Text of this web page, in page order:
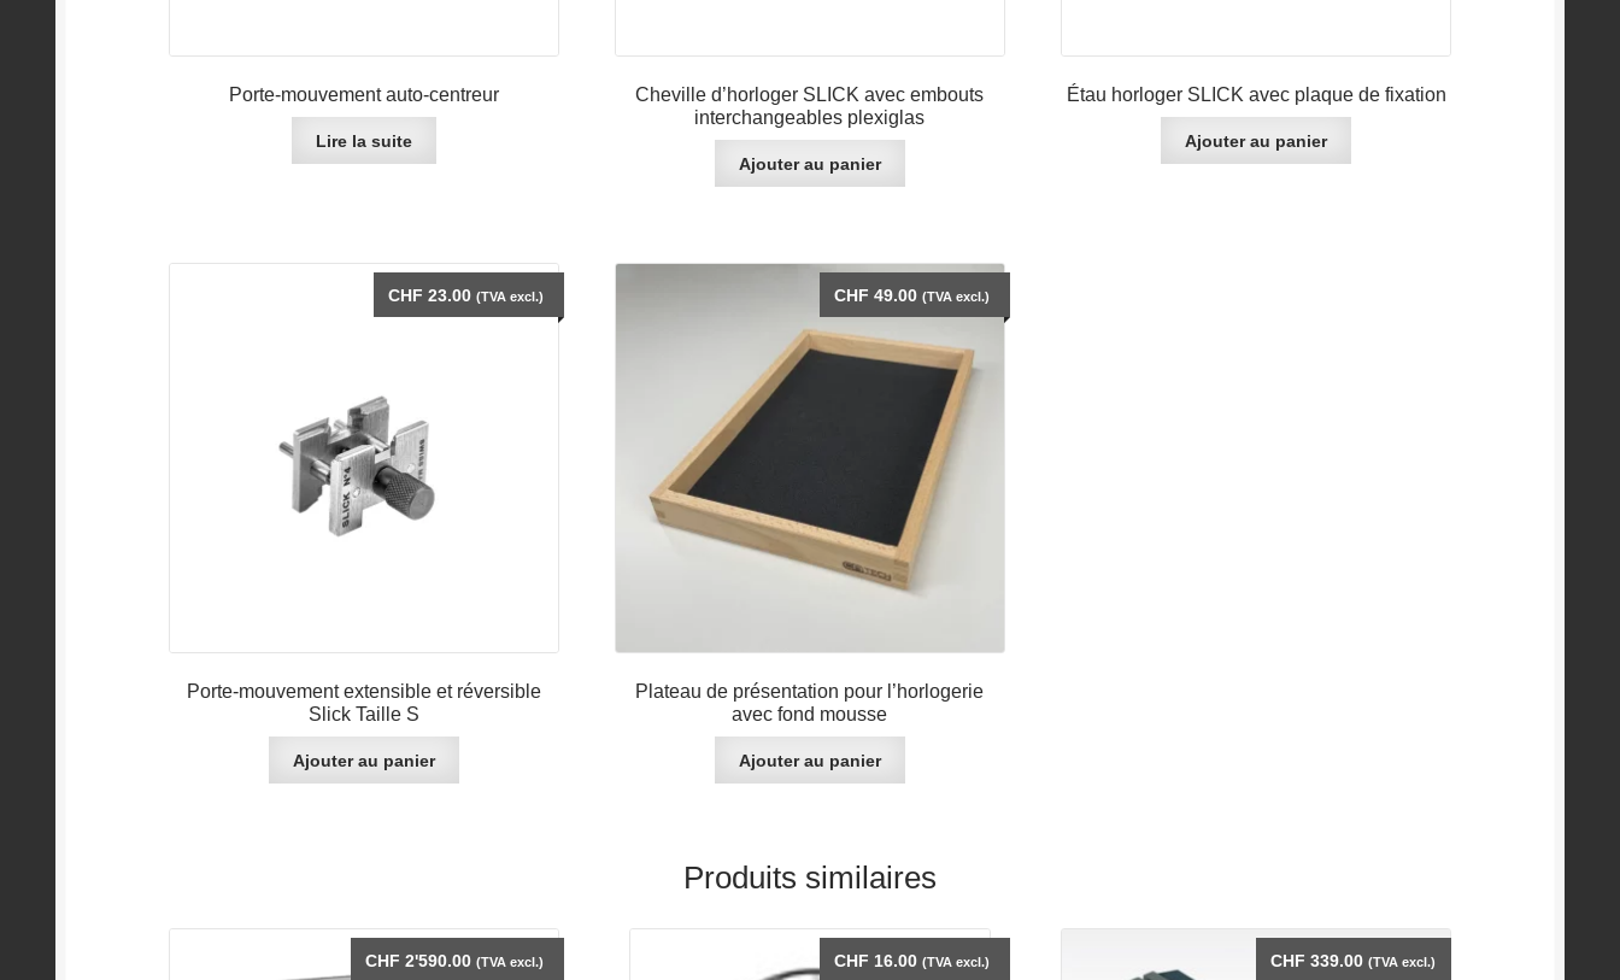
Porte-mouvement auto-centreur
Lire la suite
Cheville d’horloger SLICK avec embouts
interchangeables plexiglas
Ajouter au panier
Étau horloger SLICK avec plaque de fixation
Ajouter au panier
Porte-mouvement extensible et réversible
Slick Taille S
CHF 23.00 (TVA excl.)
Ajouter au panier
Plateau de présentation pour l’horlogerie
avec fond mousse
CHF 49.00 (TVA excl.)
Ajouter au panier
Produits similaires
CHF 2'590.00 (TVA excl.) CHF 16.00 (TVA excl.) CHF 339.00 (TVA excl.)